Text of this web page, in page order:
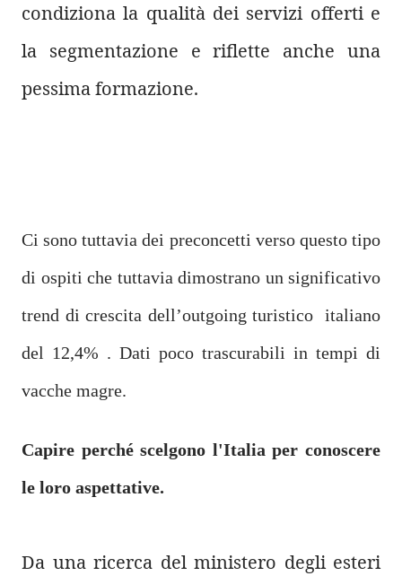
condiziona la qualità dei servizi offerti e
la segmentazione e riflette anche una
pessima formazione.
Ci sono tuttavia dei preconcetti verso questo tipo
di ospiti che tuttavia dimostrano un significativo
trend di crescita dell’outgoing turistico italiano
del 12,4% . Dati poco trascurabili in tempi di
vacche magre.
Capire perché scelgono l'Italia per conoscere
le loro aspettative.
Da una ricerca del ministero degli esteri